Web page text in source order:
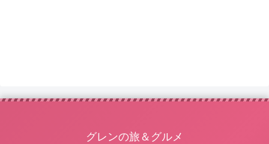
グレンの旅＆グルメ